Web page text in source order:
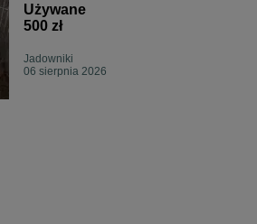
Używane
500 zł
Jadowniki
06 sierpnia 2026